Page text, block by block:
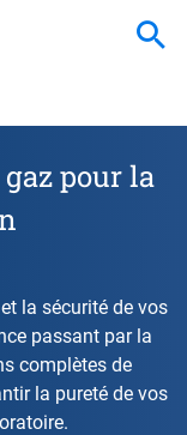
pour la
la sécurité de vos
passant par la
complètes de
la pureté de vos